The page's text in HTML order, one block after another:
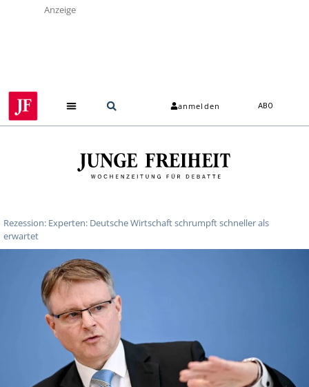
Anzeige
anmelden ABO
Rezession: Experten: Deutsche Wirtschaft schrumpft schneller als
erwartet